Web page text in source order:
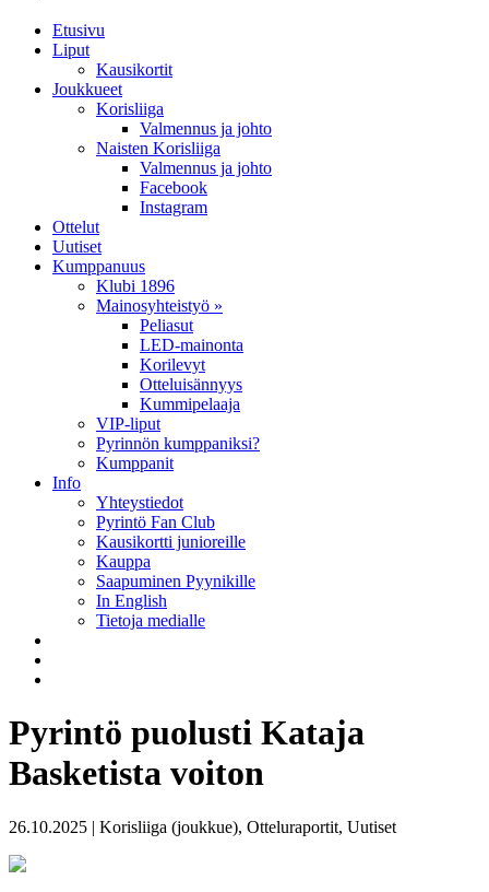
Etusivu
Liput
Kausikortit
Joukkueet
Korisliiga
Valmennus ja johto
Naisten Korisliiga
Valmennus ja johto
Facebook
Instagram
Ottelut
Uutiset
Kumppanuus
Klubi 1896
Mainosyhteistyö »
Peliasut
LED-mainonta
Korilevyt
Otteluisännyys
Kummipelaaja
VIP-liput
Pyrinnön kumppaniksi?
Kumppanit
Info
Yhteystiedot
Pyrintö Fan Club
Kausikortti junioreille
Kauppa
Saapuminen Pyynikille
In English
Tietoja medialle
Pyrintö puolusti Kataja
Basketista voiton
26.10.2025 | Korisliiga (joukkue), Otteluraportit, Uutiset